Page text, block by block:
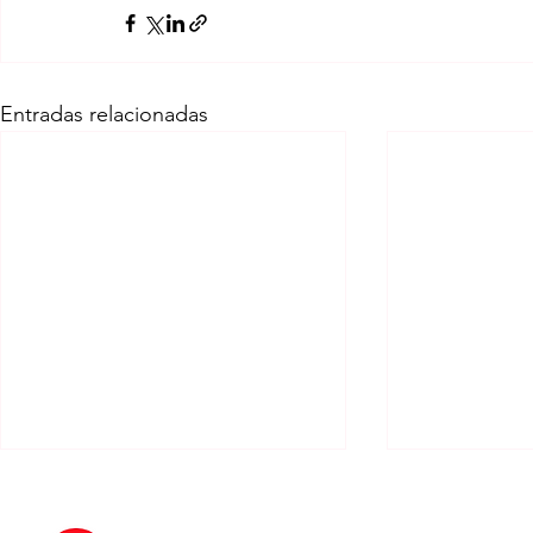
Entradas relacionadas